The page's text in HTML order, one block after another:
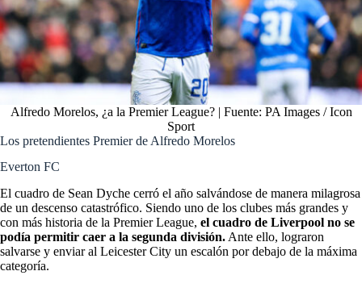
Alfredo Morelos, ¿a la Premier League? | Fuente: PA Images / Icon
Sport
Los pretendientes Premier de Alfredo Morelos
Everton FC
El cuadro de Sean Dyche cerró el año salvándose de manera milagrosa
de un descenso catastrófico. Siendo uno de los clubes más grandes y
con más historia de la Premier League, el cuadro de Liverpool no se
podía permitir caer a la segunda división. Ante ello, lograron
salvarse y enviar al Leicester City un escalón por debajo de la máxima
categoría.